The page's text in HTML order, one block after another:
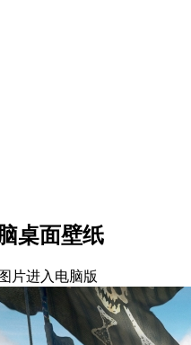
桌面壁纸
片进入电脑版